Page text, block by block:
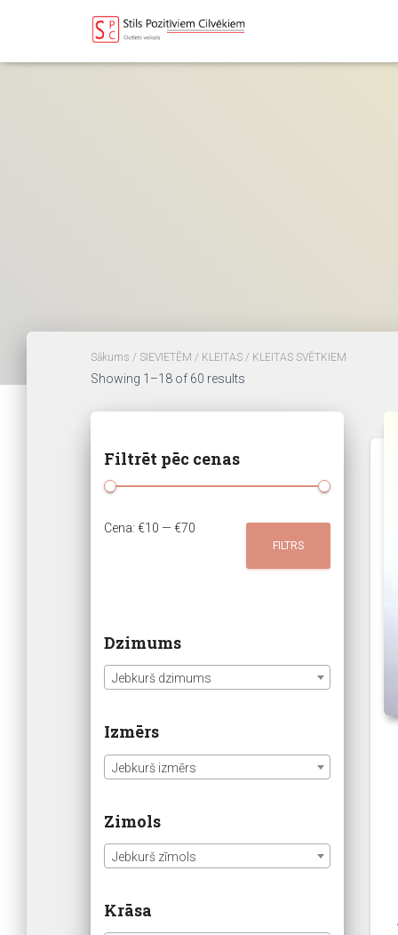
Sākums / SIEVIETĒM / KLEITAS / KLEITAS SVĒTKIEM
Showing 1–18 of 60 results
Filtrēt pēc cenas
M
n
M
e
FILTRS
Cena: €10 — €70
Dzimums
Jebkurš dzimums
Izmērs
Jebkurš izmērs
Zimols
Jebkurš zīmols
Krāsa